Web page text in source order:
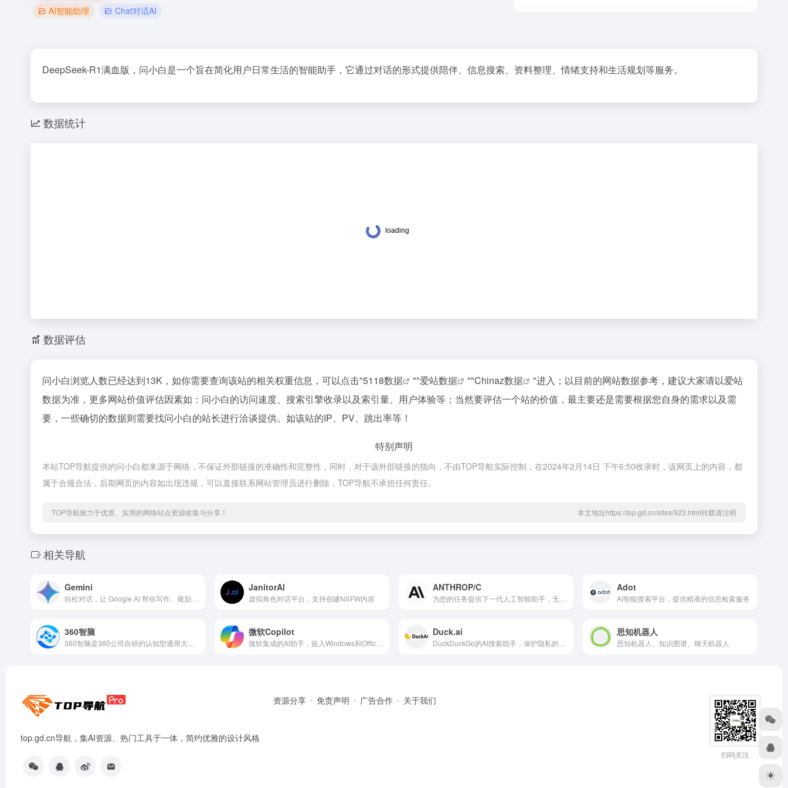
AI智能助理 Chat对话AI
DeepSeek-R1满血版，问小白是一个旨在简化用户日常生活的智能助手，它通过对话的形式提供陪伴、信息搜索、资料整理、情绪支持和生活规划等服务。
数据统计
数据评估
问小白浏览人数已经达到13K，如你需要查询该站的相关权重信息，可以点击"5118数据 ""爱站数据 ""Chinaz数据
"进入；以目前的网站数据参考，建议大家请以爱站
数据为准，更多网站价值评估因素如：问小白的访问速度、搜索引擎收录以及索引量、用户体验等；当然要评估一个站的价值，最主要还是需要根据您自身的需求以及需
要，一些确切的数据则需要找问小白的站长进行洽谈提供。如该站的IP、PV、跳出率等！
特别声明
本站TOP导航提供的问小白都来源于网络，不保证外部链接的准确性和完整性，同时，对于该外部链接的指向，不由TOP导航实际控制，在2024年2月14日 下午6:50收录时，该网页上的内容，都
属于合规合法，后期网页的内容如出现违规，可以直接联系网站管理员进行删除，TOP导航不承担任何责任。
TOP导航致力于优质、实用的网络站点资源收集与分享！ 本文地址https://top.gd.cn/sites/923.html转载请注明
相关导航
Gemini JanitorAI
虚拟角色对话平台，支持创建NSFW内容
ANTHROP/C Adot
AI智能搜索平台，提供精准的信息检索服务
360智脑 微软Copilot Duck.ai 思知机器人
思知机器人、知识图谱、聊天机器人
top.gd.cn导航，集AI资源、热门工具于一体，简约优雅的设计风格
资源分享 免责声明 广告合作 关于我们
扫码关注